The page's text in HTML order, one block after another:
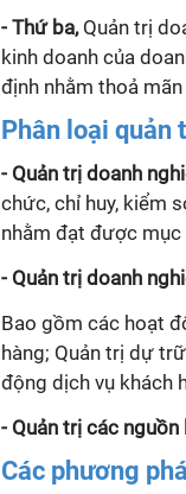
- Thứ ba, Quản trị
kinh doanh của
định nhằm thoả
Phân loại quản
- Quản trị doanh
chức, chỉ huy, kiểm
nhằm đạt được mục
- Quản trị doanh
Bao gồm các hoạt
hàng; Quản trị dự
động dịch vụ khách
- Quản trị các
Các phương